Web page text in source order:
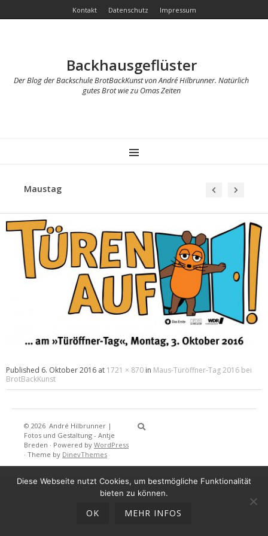
Kontakt Datenschutz Impressum
Backhausgeflüster
Der Blog der Backschule BrotBackKunst von André Hilbrunner. Natürlich
gutes Brot wie zu Omas Zeiten
MENU
Maustag
Published 6. Oktober 2016 at 1721 × 870 in Maus-Türöffner-Tag 2016 bei
BrotBackKunst
© 2026 André Hilbrunner |
Fotos und Gestaltung - Antje
Breden · Powered by WordPress
· Theme by DinevThemes
Diese Webseite nutzt Cookies, um bestmögliche Funktionalität
bieten zu können.
OK MEHR INFOS